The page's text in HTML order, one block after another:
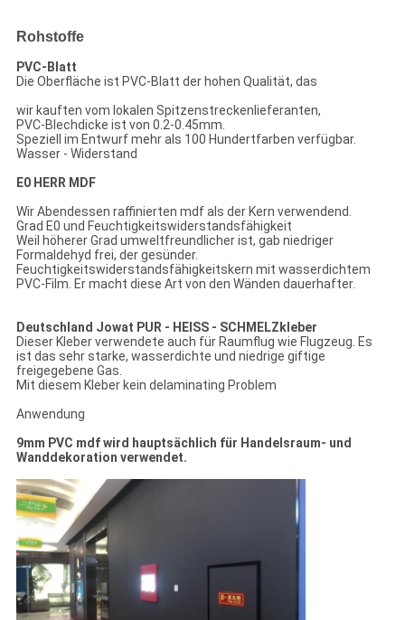
Rohstoffe
PVC-Blatt
Die Oberfläche ist PVC-Blatt der hohen Qualität, das
wir kauften vom lokalen Spitzenstreckenlieferanten,
PVC-Blechdicke ist von 0.2-0.45mm.
Speziell im Entwurf mehr als 100 Hundertfarben verfügbar.
Wasser - Widerstand
E0 HERR MDF
Wir Abendessen raffinierten mdf als der Kern verwendend.
Grad E0 und Feuchtigkeitswiderstandsfähigkeit
Weil höherer Grad umweltfreundlicher ist, gab niedriger
Formaldehyd frei, der gesünder.
Feuchtigkeitswiderstandsfähigkeitskern mit wasserdichtem
PVC-Film. Er macht diese Art von den Wänden dauerhafter.
Deutschland Jowat PUR - HEISS - SCHMELZkleber
Dieser Kleber verwendete auch für Raumflug wie Flugzeug. Es
ist das sehr starke, wasserdichte und niedrige giftige
freigegebene Gas.
Mit diesem Kleber kein delaminating Problem
Anwendung
9mm PVC mdf wird hauptsächlich für Handelsraum- und
Wanddekoration verwendet.